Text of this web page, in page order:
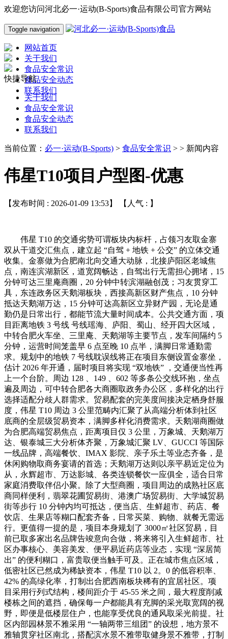
欢迎您访问河北必一·运动(B-Sports)食品有限公司官方网站
Toggle navigation
网站首页
关于我们
食品安全常识
食品安全动态
联系我们
快捷导航
关于我们
食品安全常识
食品安全动态
联系我们
当前位置： 必一·运动(B-Sports) > 食品安全常识 > > 新闻内容
伟星T10项目户型图-优惠
【发布时间 : 2026-01-09 13:53】 【人气 : 】
伟星 T10 的交通劣势可谓板块内标杆，占领习友取金寨
双从干道交汇焦点，建立起 “自驾 + 地铁 + 公交” 的立体交通
收集。金寨做为合肥南北向交通大动脉，北接庐阳区老城焦
点，南连滨湖新区，道宽阔畅达，自驾出行无需担心拥堵，15
分钟可达三里庵商圈，20 分钟中转滨湖融创茂；习友贯穿工
具，东连政务区天鹅湖板块，西接高新区财产焦点，10 分钟
抵达天鹅湖万达，15 分钟可达高新区立异财产园，无论是通
勤仍是日常出行，都能节流大量时间成本。公共交通方面，项
目距离地铁 3 号线 号线瑶海、庐阳、蜀山、经开四大区域，
中转合肥火车坐、三里庵、天鹅湖等主要节点，发车间隔约 5
分钟，运营时间笼盖早 6 点至晚 10 点半，满脚日常通勤需
求。规划中的地铁 7 号线耽误线将正在项目东侧设置金寨坐，
估计 2026 年开通，届时项目将实现 “双地铁” ，交通便当性再
上一个台阶。周边 128 、149 、602 等多条公交线环抱，坐点
遍及周边，可中转合肥各大商圈取政务办公区，多样化的出行
选择适配分歧人群需求。贸易配套的完美度间接决定栖身舒服
度，伟星 T10 周边 3 公里范畴内汇聚了从高端分析体到社区
底商的全层级贸易资本，满脚多样化消费需求。天鹅湖商圈做
为合肥高端贸易焦点，距离项目仅 3 公里，万象城、天鹅湖万
达、银泰城三大分析体齐聚，万象城汇聚 LV、GUCCI 等国际
一线品牌，高端餐饮、IMAX 影院、亲子乐土等业态齐备，是
休闲购物取商务宴请的首选；天鹅湖万达则以亲平易近定位为
从，永辉超市、万达影城、各类连锁餐饮一应俱全，适合日常
家庭消费取伴侣小聚。除了大型商圈，项目周边的成熟社区底
商同样便利，翡翠花圃贸易街、港澳广场贸易街、大学城贸易
街等步行 10 分钟内均可抵达，便当店、生鲜超市、药店、餐
饮店、生果店等糊口配套齐备，日常买菜、购物、就餐无需远
行。更值得一提的是，项目本身规划了 3000㎡社区贸易，目
前已取多家出名品牌告竣意向合做，将来将引入生鲜超市、社
区办事核心、美容美发、便平易近药店等业态，实现 “深居简
出” 的便利糊口，富贵取便当触手可及。正在城市焦点区域，
低密社区已然成为稀缺资本，伟星 T10 以 2。0 的低容积率、
42% 的高绿化率，打制出合肥西南板块稀有的宜居社区。项
目采用行列式结构，楼间距介于 45-55 米之间，最大程度削减
楼栋之间的遮挡，确保每一户都能具有充脚的采光取宽阔的视
野，即便是低楼层住户，也能享受优良的通风取采光前提。社
区内部园林景不雅采用 “一轴两带三组团” 的设想，地方景不
雅轴贯穿社区南北，搭配滨水景不雅带取健身景不雅带，打制